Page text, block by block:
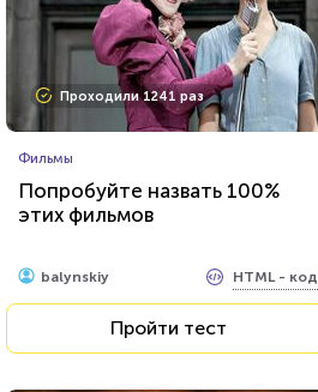
Проходили 1241 раз
Фильмы
Попробуйте назвать 100%
этих фильмов
balynskiy HTML - код
Пройти тест